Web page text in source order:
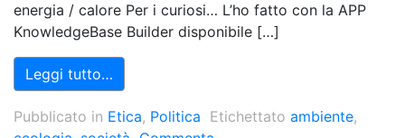
energia / calore Per i curiosi… L’ho fatto con la APP
KnowledgeBase Builder disponibile […]
Leggi tutto…
Pubblicato in Etica, Politica Etichettato ambiente,